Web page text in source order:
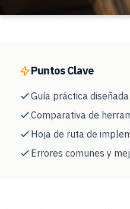
Puntos Clave
Guía práctica
Comparativa de
Hoja de ruta de
Errores comunes y